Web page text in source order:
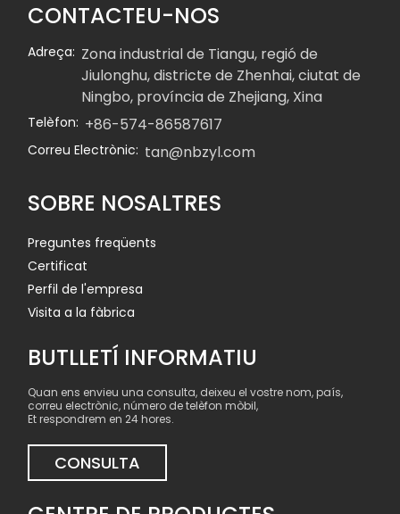
CONTACTEU-NOS
Adreça: Zona industrial de Tiangu, regió de
Jiulonghu, districte de Zhenhai, ciutat de
Ningbo, província de Zhejiang, Xina
Telèfon: +86-574-86587617
Correu Electrònic: tan@nbzyl.com
SOBRE NOSALTRES
Preguntes freqüents
Certificat
Perfil de l'empresa
Visita a la fàbrica
BUTLLETÍ INFORMATIU
Quan ens envieu una consulta, deixeu el vostre nom, país,
correu electrònic, número de telèfon mòbil,
Et respondrem en 24 hores.
CONSULTA